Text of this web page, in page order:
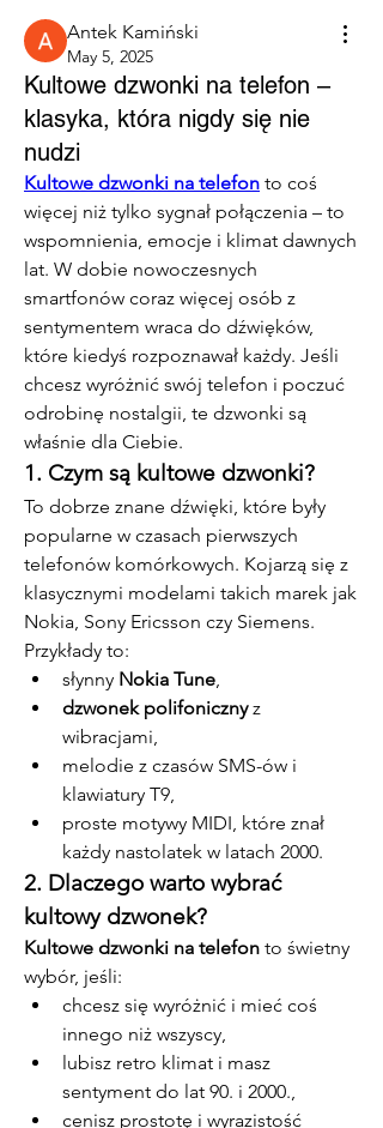
Antek Kamiński
May 5, 2025
Kultowe dzwonki na telefon –
klasyka, która nigdy się nie
nudzi
Kultowe dzwonki na telefon to coś
więcej niż tylko sygnał połączenia – to
wspomnienia, emocje i klimat dawnych
lat. W dobie nowoczesnych
smartfonów coraz więcej osób z
sentymentem wraca do dźwięków,
które kiedyś rozpoznawał każdy. Jeśli
chcesz wyróżnić swój telefon i poczuć
odrobinę nostalgii, te dzwonki są
właśnie dla Ciebie.
1. Czym są kultowe dzwonki?
To dobrze znane dźwięki, które były
popularne w czasach pierwszych
telefonów komórkowych. Kojarzą się z
klasycznymi modelami takich marek jak
Nokia, Sony Ericsson czy Siemens.
Przykłady to:
słynny Nokia Tune,
dzwonek polifoniczny z
wibracjami,
melodie z czasów SMS-ów i
klawiatury T9,
proste motywy MIDI, które znał
każdy nastolatek w latach 2000.
2. Dlaczego warto wybrać
kultowy dzwonek?
Kultowe dzwonki na telefon to świetny
wybór, jeśli:
chcesz się wyróżnić i mieć coś
innego niż wszyscy,
lubisz retro klimat i masz
sentyment do lat 90. i 2000.,
cenisz prostotę i wyrazistość